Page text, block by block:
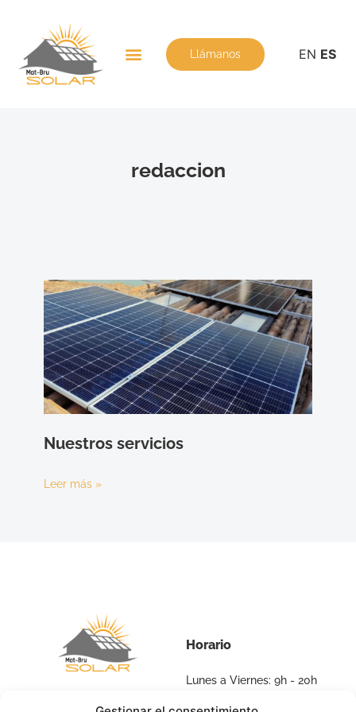
Llámanos EN ES
redaccion
Nuestros servicios
Leer más »
Horario
Lunes a Viernes: 9h - 20h
Sábado y Domingo: